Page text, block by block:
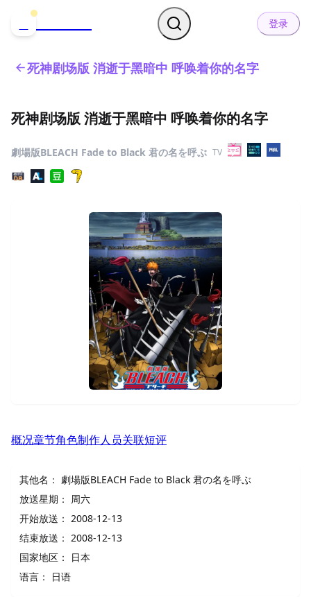
登录
死神剧场版 消逝于黑暗中 呼唤着你的名字
死神剧场版 消逝于黑暗中 呼唤着你的名字
劇場版BLEACH Fade to Black 君の名を呼ぶ TV
概况章节角色制作人员关联短评
其他名： 劇場版BLEACH Fade to Black 君の名を呼ぶ
放送星期： 周六
开始放送： 2008-12-13
结束放送： 2008-12-13
国家地区：
日本
语言：
日语